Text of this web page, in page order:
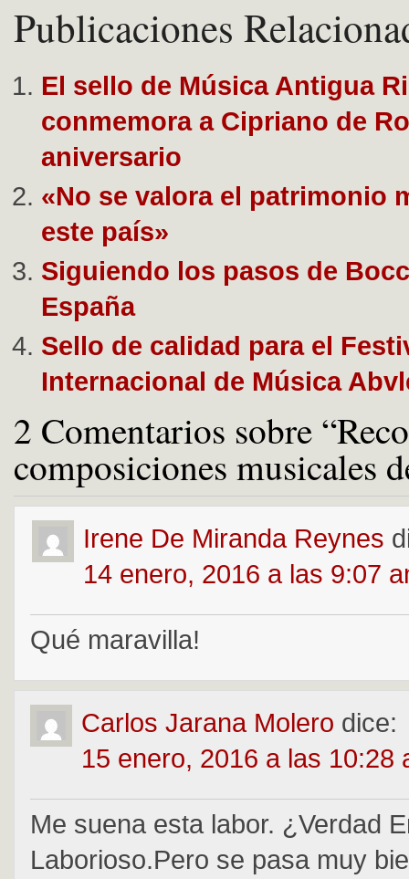
Publicaciones
El sello de Música Antigua
conmemora a Cipriano de
aniversario
«No se valora el patrimonio
este país»
Siguiendo los pasos de
España
Sello de calidad para el
Internacional de Música
2 Comentarios sobre
composiciones musicales
Irene De Miranda Reynes
14 enero, 2016 a las 9:07
Qué maravilla!
Carlos Jarana Molero dice:
15 enero, 2016 a las 10:28
Me suena esta labor. ¿Verdad
Laborioso.Pero se pasa muy